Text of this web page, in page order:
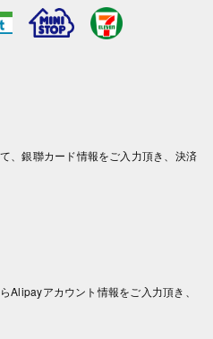
、銀聯カード情報をご入力頂き、決済
Alipayアカウント情報をご入力頂き、